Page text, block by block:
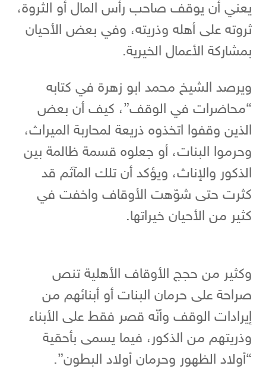
يعني أن يوقف صاحب رأس المال أو الثروة،
ثروته على أهله وذريته، وفي بعض الأحيان
بمشاركة الأعمال الخيرية.
ويرصد الشيخ محمد ابو زهرة في كتابه
“محاضرات في الوقف”، كيف أن بعض
الذين وقفوا اتخذوه ذريعة لمحاربة الميراث،
وحرموا البنات، أو جعلوه قسمة ظالمة بين
الذكور والإناث، ويؤكد أن تلك المآثم قد
كثرت حتى شوّهت الأوقاف واخفت في
كثير من الأحيان خيراتها.
وكثير من حجج الأوقاف الأهلية تنص
صراحة على حرمان البنات أو أبنائهم من
إيرادات الوقف وأنّه قصر فقط على الأبناء
وذريتهم من الذكور، فيما يسمى بأحقية
“أولاد الظهور وحرمان أولاد البطون”.